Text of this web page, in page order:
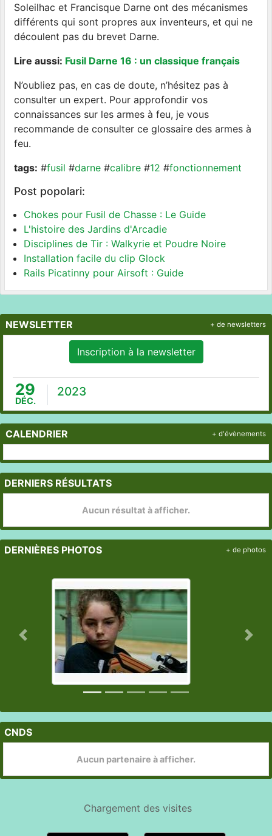
Soleilhac et Francisque Darne ont des mécanismes
différents qui sont propres aux inventeurs, et qui ne
découlent pas du brevet Darne.
Lire aussi: Fusil Darne 16 : un classique français
N’oubliez pas, en cas de doute, n’hésitez pas à
consulter un expert. Pour approfondir vos
connaissances sur les armes à feu, je vous
recommande de consulter ce glossaire des armes à
feu.
tags: #fusil #darne #calibre #12 #fonctionnement
Post popolari:
Chokes pour Fusil de Chasse : Le Guide
L'histoire des Jardins d'Arcadie
Disciplines de Tir : Walkyrie et Poudre Noire
Installation facile du clip Glock
Rails Picatinny pour Airsoft : Guide
NEWSLETTER
Inscription à la newsletter
29
DÉC.
2023
+ de newsletters
CALENDRIER + d'évènements
DERNIERS RÉSULTATS
Aucun résultat à afficher.
DERNIÈRES PHOTOS
Précedent
+ de photos
CNDS
Aucun partenaire à afficher.
Chargement desvisites